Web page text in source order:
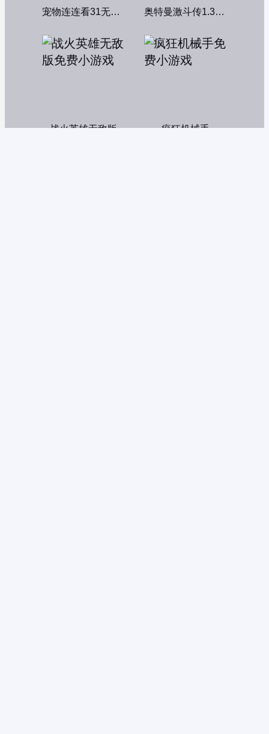
宠物连连看31无敌版 奥特曼激斗传1.3双人无敌版
战火英雄无敌版 疯狂机械手